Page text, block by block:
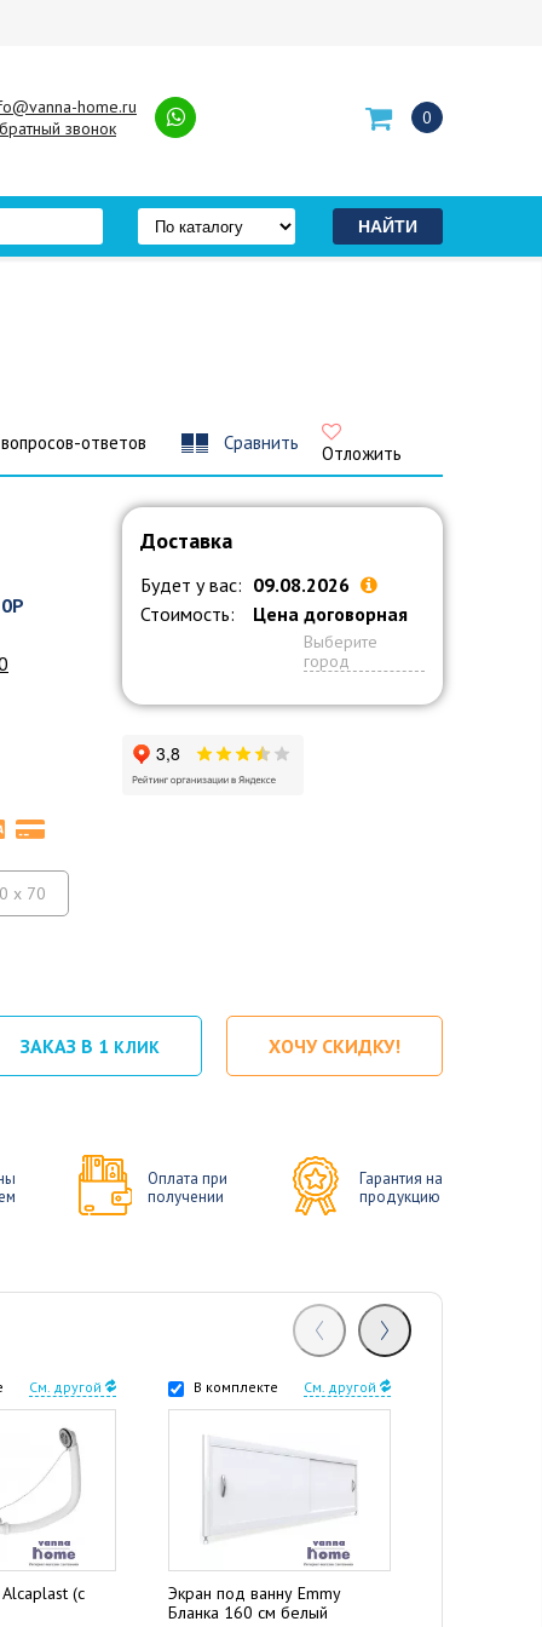
home.ru
звонок
0
ответов Сравнить Отложить
x 70
Доставка
Будет у вас: 09.08.2026
Стоимость:
Цена договорная
Выберите
город
ЗАКАЗ В 1 КЛИК ХОЧУ СКИДКУ!
Оплата при
получении
Гарантия на
продукцию
См. другой
(с
В комплекте См. другой
Экран под ванну Emmy
Бланка 160 см белый